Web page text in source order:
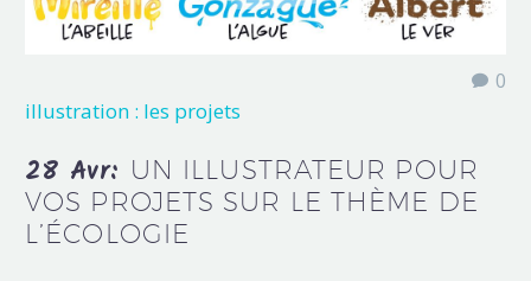
0
illustration : les projets
28 Avr: UN ILLUSTRATEUR POUR
VOS PROJETS SUR LE THÈME DE
L’ÉCOLOGIE